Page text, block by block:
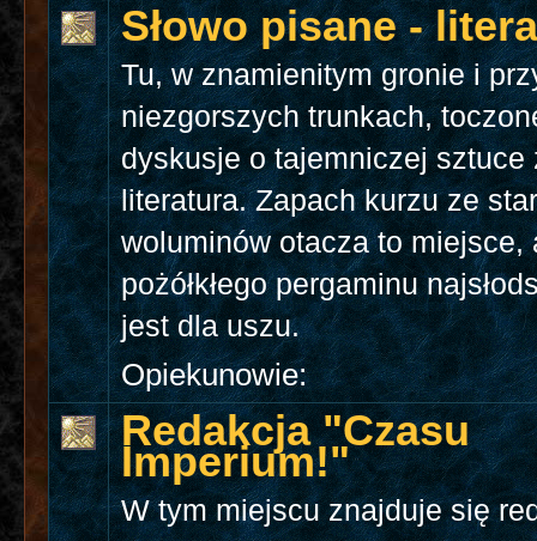
Słowo pisane -
Tu, w znamienitym gronie i
niezgorszych trunkach,
dyskusje o tajemniczej sztuce
literatura. Zapach kurzu ze
woluminów otacza to miejsce,
pożółkłego pergaminu
jest dla uszu.
Opiekunowie:
Redakcja "Czasu
Imperium!"
W tym miejscu znajduje się